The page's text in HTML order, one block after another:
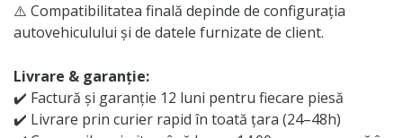
⚠️ Compatibilitatea finală depinde de configurația
autovehiculului și de datele furnizate de client.
Livrare & garanție:
✔️ Factură și garanție 12 luni pentru fiecare piesă
✔️ Livrare prin curier rapid în toată țara (24–48h)